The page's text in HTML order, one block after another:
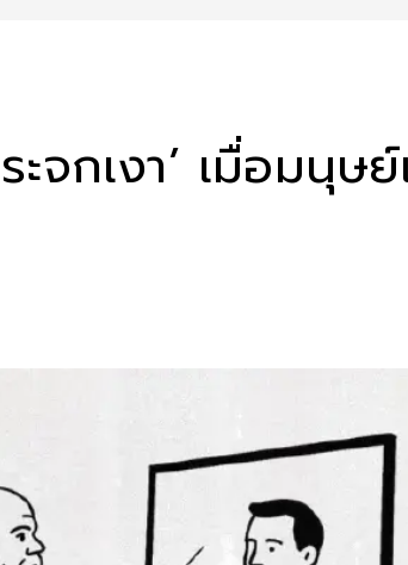
จกเงา’ เมื่อมนุษ